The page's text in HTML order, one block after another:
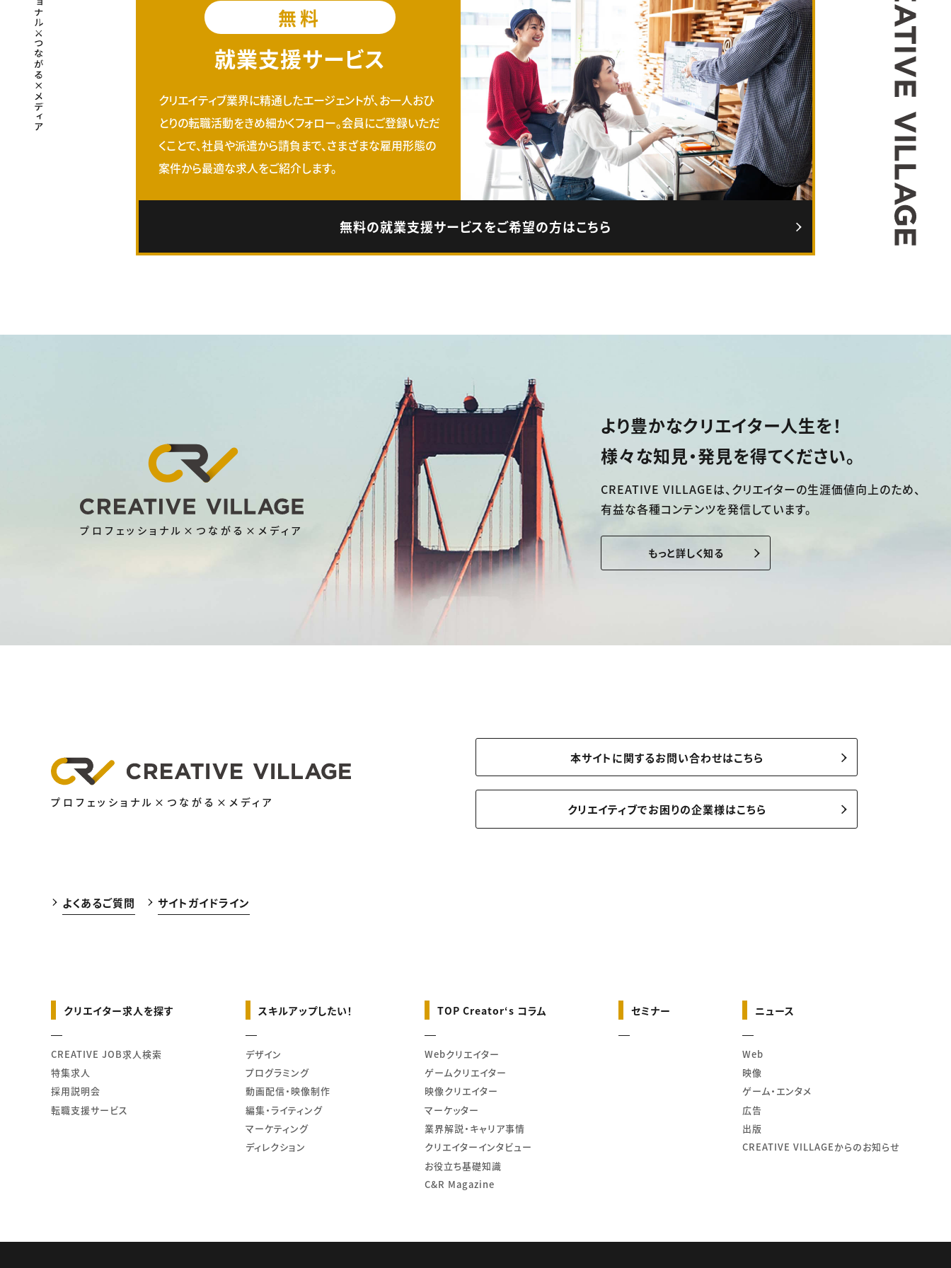
無料
就業支援サービス
クリエイティブ業界に精通したエージェントが、お一人おひ
とりの転職活動をきめ細かくフォロー。会員にご登録いただ
くことで、社員や派遣から請負まで、さまざまな雇用形態の
案件から最適な求人をご紹介します。
無料の就業支援サービスをご希望の方はこちら
プロフェッショナル×つながる×メディア
より豊かなクリエイター人生を！
様々な知見・発見を得てください。
CREATIVE VILLAGEは、 クリエイターの生涯価値向上のため、
有益な各種コンテンツを発信しています。
もっと詳しく知る
プロフェッショナル×つながる×メディア
本サイトに関するお問い合わせはこちら
クリエイティブでお困りの企業様はこちら
よくあるご質問 サイトガイドライン
クリエイター求人を探す
CREATIVE JOB求人検索
特集求人
採用説明会
転職支援サービス
スキルアップしたい！
デザイン
プログラミング
動画配信・映像制作
編集・ライティング
マーケティング
ディレクション
TOP Creator‘s コラム
Webクリエイター
ゲームクリエイター
映像クリエイター
マーケッター
業界解説・キャリア事情
クリエイターインタビュー
お役立ち基礎知識
C&R Magazine
セミナー ニュース
Web
映像
ゲーム・エンタメ
広告
出版
CREATIVE VILLAGEからのお知らせ